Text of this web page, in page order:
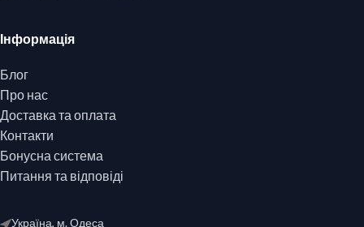
Інформація
Блог
Про нас
Доставка та оплата
Контакти
Бонусна система
Питання та відповіді
Україна, м. Одеса